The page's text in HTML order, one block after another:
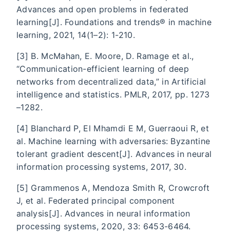
Advances and open problems in federated
learning[J]. Foundations and trends® in machine
learning, 2021, 14(1–2): 1-210.
[3] B. McMahan, E. Moore, D. Ramage et al.,
“Communication-efficient learning of deep
networks from decentralized data,” in Artificial
intelligence and statistics. PMLR, 2017, pp. 1273
–1282.
[4] Blanchard P, El Mhamdi E M, Guerraoui R, et
al. Machine learning with adversaries: Byzantine
tolerant gradient descent[J]. Advances in neural
information processing systems, 2017, 30.
[5] Grammenos A, Mendoza Smith R, Crowcroft
J, et al. Federated principal component
analysis[J]. Advances in neural information
processing systems, 2020, 33: 6453-6464.